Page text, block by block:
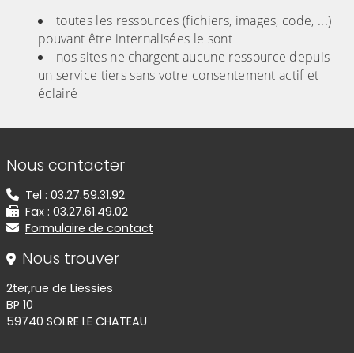
toutes les ressources (fichiers, images, code, ...)
pouvant être internalisées le sont
nos sites ne chargent aucune ressource depuis
un service tiers sans votre consentement actif et
éclairé
Informations de contact
Nous contacter
Tel : 03.27.59.31.92
Fax : 03.27.61.49.02
Formulaire de contact
Nous trouver
2ter,rue de Liessies
BP 10
59740 SOLRE LE CHATEAU